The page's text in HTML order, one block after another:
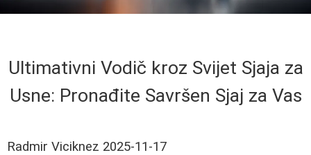
Ultimativni Vodič kroz Svijet Sjaja za
Usne: Pronađite Savršen Sjaj za Vas
Radmir Viciknez 2025-11-17